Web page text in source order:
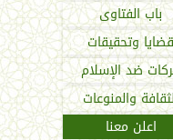
باب الفتاوى
قضايا وتحقيقات
ضد الإسلام
والمنوعات
اعلن معنا